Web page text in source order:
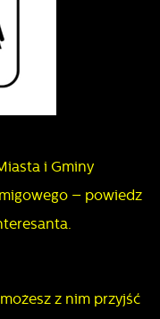
i Gminy
– powiedz
z nim przyjść